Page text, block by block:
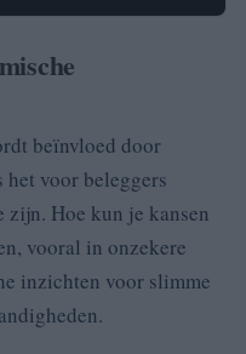
beïnvloed door
het voor beleggers
zijn. Hoe kun je kansen
vooral in onzekere
inzichten voor slimme